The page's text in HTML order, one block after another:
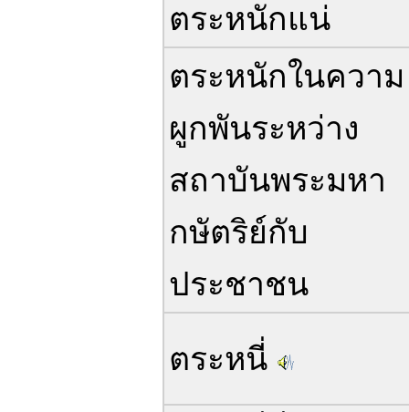
ตระหนักแน่
ตระหนักในความ
ผูกพันระหว่าง
สถาบันพระมหา
กษัตริย์กับ
ประชาชน
ตระหนี่